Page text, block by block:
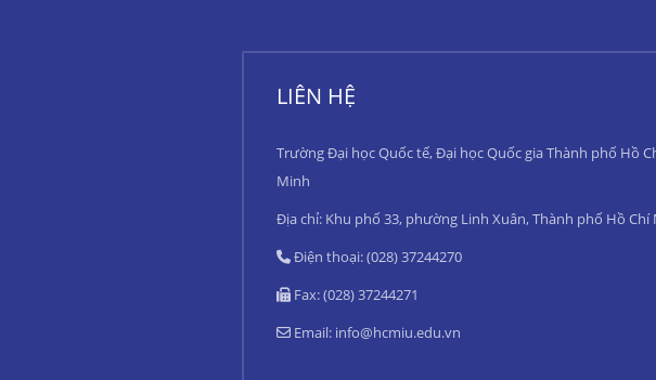
LIÊN HỆ
Trường Đại học Quốc tế, Đại học Quốc gia Thành phố Hồ
Minh
Địa chỉ: Khu phố 33, phường Linh Xuân, Thành phố Hồ Chí
Điện thoại: (028) 37244270
Fax: (028) 37244271
Email: info@hcmiu.edu.vn